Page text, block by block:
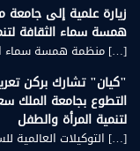
همسة سماء الثقافة
[…] منظمة همسة سماء
"كيان" تشارك بركن
التطوع بجامعة الملك
لتنمية المرأة والطفل
[…] التوكيلات العالمية